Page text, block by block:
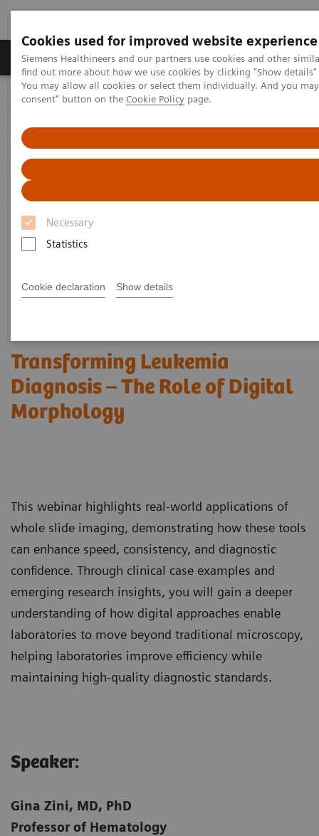
Cookies used for improved website experience
Siemens Healthineers and our partners use cookies and other
find out more about how we use cookies by clicking "Show
You may allow all cookies or select them individually. And you
consent" button on the Cookie Policy page.
Necessary
Statistics
Cookie declaration Show details
Продукція та сервіси Клінічні галузі
Домашня Лабораторна діагностика
Hematology
Transforming Leukemia Diagnosis – The Role of Digital
Morphology
Transforming Leukemia
Diagnosis – The Role of Digital
Morphology
This webinar highlights real-world applications of
whole slide imaging, demonstrating how these tools
can enhance speed, consistency, and diagnostic
confidence. Through clinical case examples and
emerging research insights, you will gain a deeper
understanding of how digital approaches enable
laboratories to move beyond traditional microscopy,
helping laboratories improve efficiency while
maintaining high-quality diagnostic standards.
Speaker:​
Gina Zini, MD, PhD
Professor of Hematology